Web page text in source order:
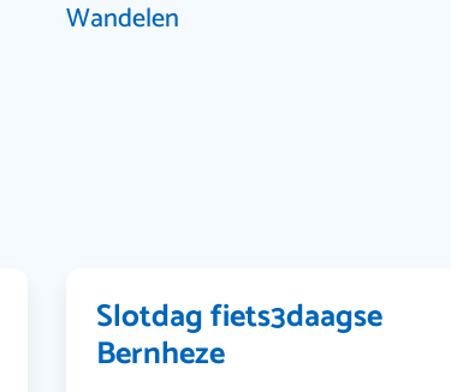
Wandelen
Slotdag fiets3daagse
Bernheze